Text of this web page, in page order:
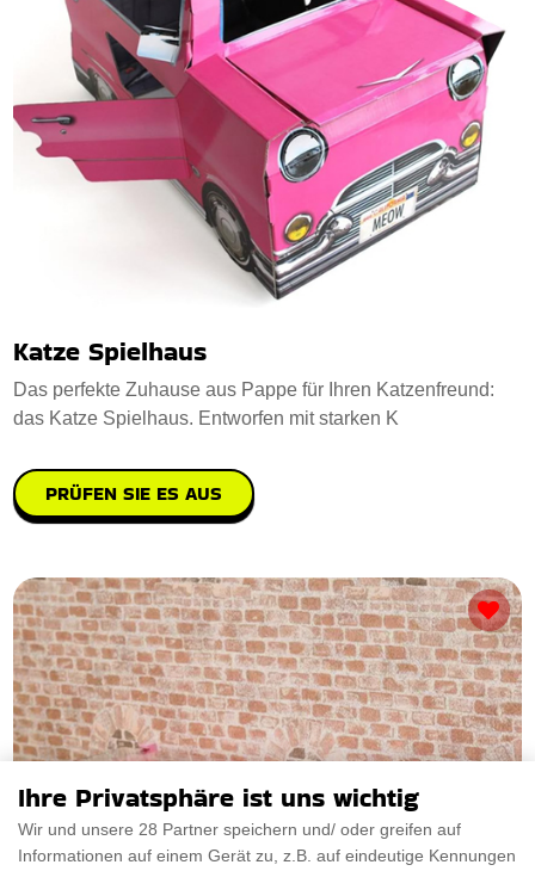
Katze Spielhaus
Das perfekte Zuhause aus Pappe für Ihren Katzenfreund:
das Katze Spielhaus. Entworfen mit starken K
PRÜFEN SIE ES AUS
Ihre Privatsphäre ist uns wichtig
Wir und unsere 28 Partner speichern und/ oder greifen auf
Informationen auf einem Gerät zu, z.B. auf eindeutige Kennungen